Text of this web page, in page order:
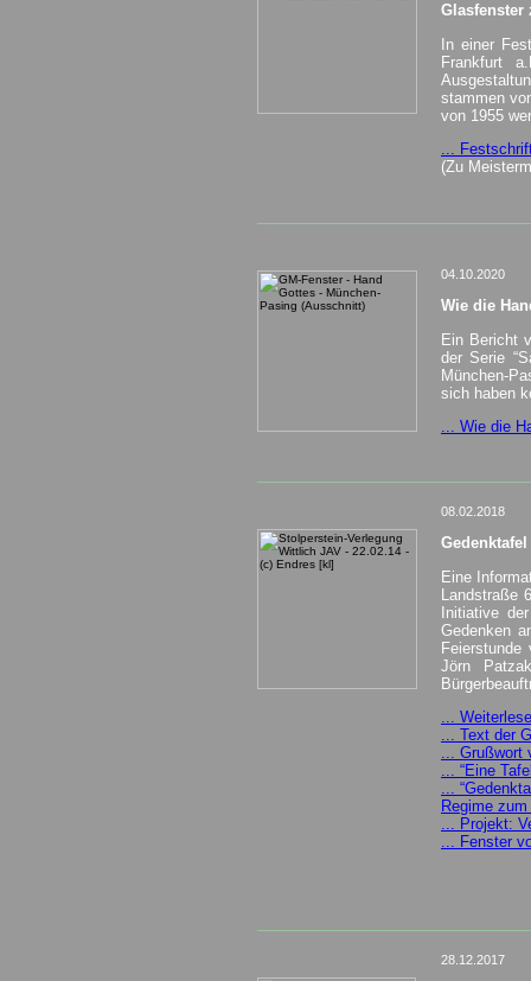
Glasfenster
In einer
Frankfurt
stammen
von 1955
...
(Zu
04.10.2020
Wie die
Ein Bericht
der Serie
München-
sich haben
... Wie die
08.02.2018
Eine
Landstraße
Initiative
Gedenken
Feierstunde
Jörn
...
... Text der
...
... “Eine
...
Regime
... Projekt:
... Fenster
28.12.2017